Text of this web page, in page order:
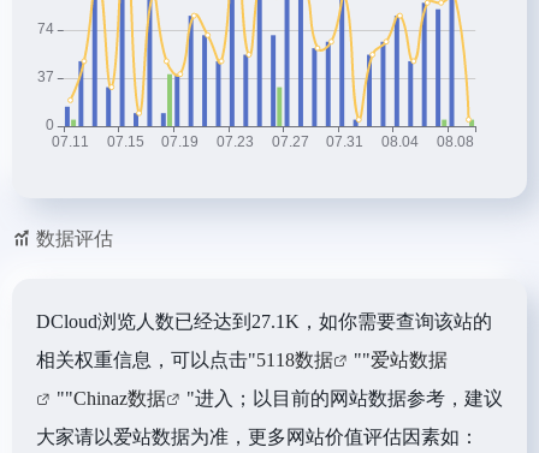
数据评估
DCloud浏览人数已经达到27.1K，如你需要查询该站的
相关权重信息，可以点击"5118数据 ""爱站数据
""Chinaz数据
"进入；以目前的网站数据参考，建议
大家请以爱站数据为准，更多网站价值评估因素如：